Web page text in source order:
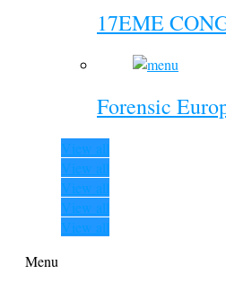
17EME
Forensic
View all
View all
View all
View all
View all
Menu